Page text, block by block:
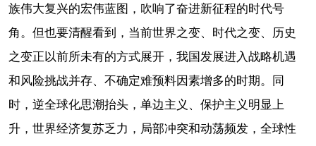
族伟大复兴的宏伟蓝图，吹响了奋进新征程的时代号
角。但也要清醒看到，当前世界之变、时代之变、历史
之变正以前所未有的方式展开，我国发展进入战略机遇
和风险挑战并存、不确定难预料因素增多的时期。同
时，逆全球化思潮抬头，单边主义、保护主义明显上
升，世界经济复苏乏力，局部冲突和动荡频发，全球性